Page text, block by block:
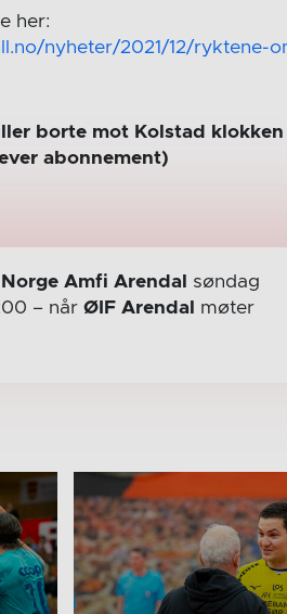
her:
nyheter/2021/12/ryktene-
borte mot Kolstad
abonnement)
Amfi Arendal
søndag
– når ØIF Arendal
møter